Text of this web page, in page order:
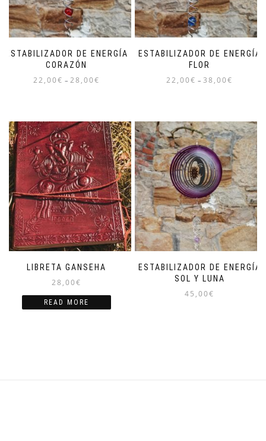
ESTABILIZADOR DE ENERGÍA
CORAZÓN
22,00€ – 28,00€
ESTABILIZADOR DE ENERGÍA
FLOR
22,00€ – 38,00€
LIBRETA GANSEHA
28,00€
READ MORE
ESTABILIZADOR DE ENERGÍA
SOL Y LUNA
45,00€